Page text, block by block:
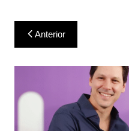
Navegação
de
Post
Anterior